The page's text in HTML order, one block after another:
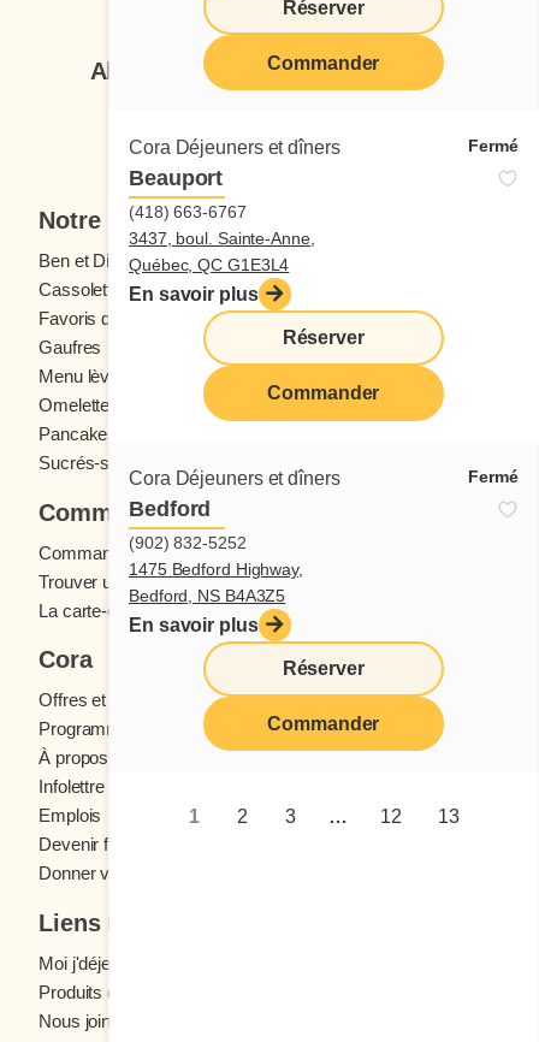
Réserver
Commander
Cora Déjeuners et dîners Fermé
Beauport
(418) 663-6767
3437, boul. Sainte-Anne,
Québec, QC G1E3L4
En savoir plus
Réserver
Commander
Cora Déjeuners et dîners Fermé
Bedford
(902) 832-5252
1475 Bedford Highway,
Bedford, NS B4A3Z5
En savoir plus
Réserver
Commander
1 2 3 … 12 13
Abonnez-vous à notre infolettre
Notre menu
Ben et Dictine
Boissons
Cassolettes
Crêpes
Favoris des ados
Fruits frais
Gaufres
Menu enfants
Menu lève-tôt
Omelettes et Crêpomelettes
Pain doré
Pancakes
Sucrés-salés
Commander
Commande en ligne
Trouver un restaurant
La carte-cadeau Cora
Cora
Offres et concours
Programme fidélité Cora
À propos des restaurants Cora
Infolettre Cora
Emplois
Devenir franchisé
Donner votre avis
Liens utiles
Moi j'déjeune (Blogue)
Produits d'épicerie
Nous joindre